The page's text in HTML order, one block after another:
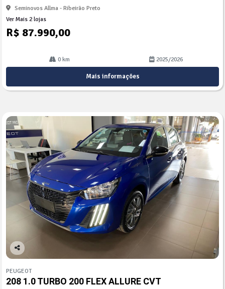
Seminovos Allma - Ribeirão Preto
Ver Mais 2 lojas
R$ 87.990,00
0 km 2025/2026
Mais informações
Co
arti
lhe
PEUGEOT
208 1.0 TURBO 200 FLEX ALLURE CVT